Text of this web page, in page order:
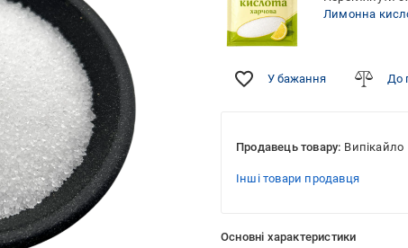
Лимонна
У бажання До
Продавець товару: Випікайло
Інші товари продавця
Основні характеристики